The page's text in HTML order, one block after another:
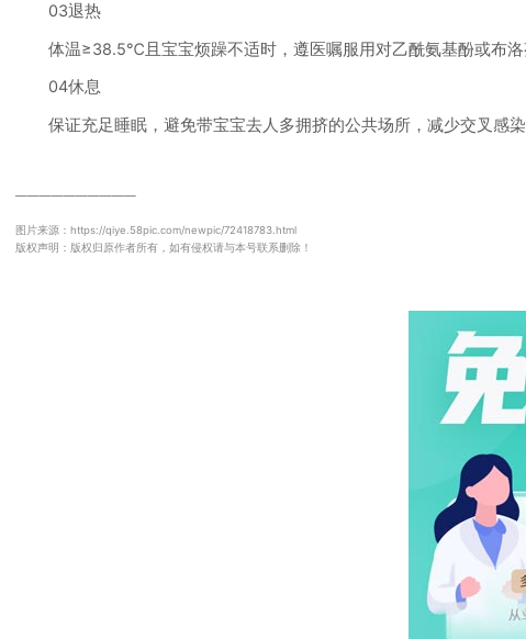
03退热
体温≥38.5℃且宝宝烦躁不适时，遵医嘱服用对乙酰氨基酚或布洛
04休息
保证充足睡眠，避免带宝宝去人多拥挤的公共场所，减少交叉感染
──────────
图片来源：https://qiye.58pic.com/newpic/72418783.html
版权声明：版权归原作者所有，如有侵权请与本号联系删除！